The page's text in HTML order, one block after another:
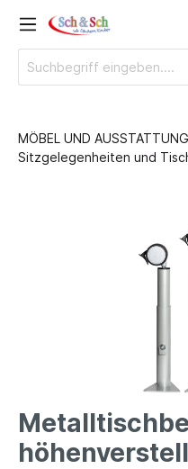
MÖBEL UND AUSSTATTUNG
Sitzgelegenheiten und